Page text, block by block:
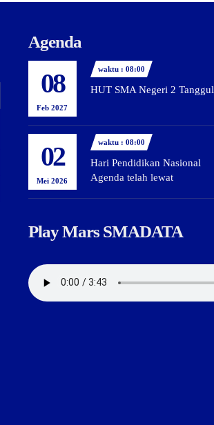
Agenda
08
Feb 2027
waktu : 08:00
HUT SMA Negeri 2 Tanggul
02
Mei 2026
waktu : 08:00
Hari Pendidikan Nasional
Agenda telah lewat
Play Mars SMADATA